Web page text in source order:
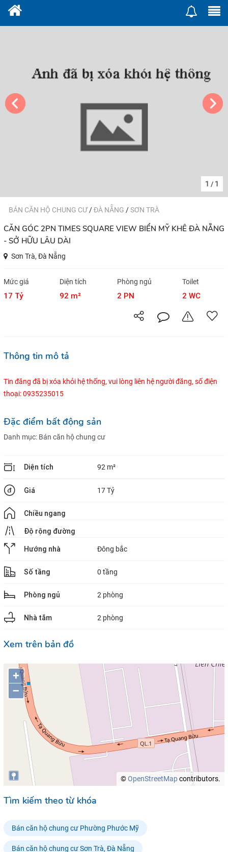
1 / 1
BÁN CĂN HỘ CHUNG CƯ/ĐÀ NẴNG /SƠN TRÀ
CĂN GÓC 2PN TIMES SQUARE VIEW BIỂN MỸ KHÊ ĐÀ NẴNG
- SỞ HỮU LÂU DÀI
Sơn Trà, Đà Nẵng
Mức giá
17 Tỷ
Diện tích
92 m²
Phòng ngủ
2 PN
Toilet
2 WC
Thông tin mô tả
Tin đăng đã bị xóa khỏi hệ thống, vui lòng liên hệ người đăng, số điện
thoại: 0935235015
Đặc điểm bất động sản
Danh mục: Bán căn hộ chung cư
Diện tích 92 m²
Giá 17 Tỷ
Chiều ngang
Độ rộng đường
Hướng nhà
Đông bắc
Số tầng 0 tầng
Phòng ngủ 2 phòng
Nhà tắm 2 phòng
Xem trên bản đồ
+
–
©OpenStreetMapcontributors.
Tìm kiếm theo từ khóa
Bán căn hộ chung cư Phường Phước Mỹ
Bán căn hộ chung cư Sơn Trà, Đà Nẵng